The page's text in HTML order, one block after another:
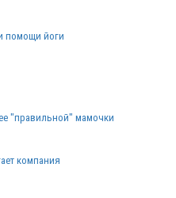
помощи йоги
"правильной" мамочки
компания